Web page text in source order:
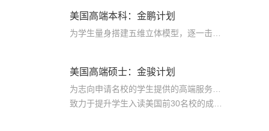
美国高端本科：金鹏计划
美国高端硕士：金骏计划